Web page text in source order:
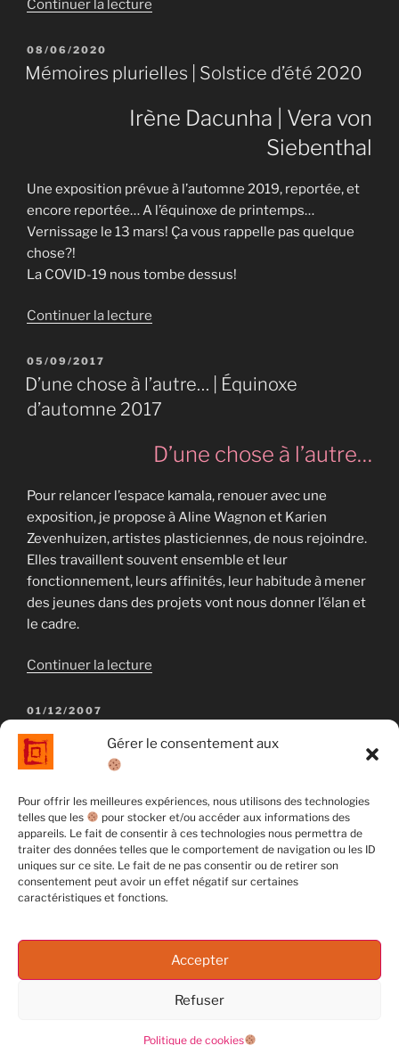
Gérer le consentement aux
Pour offrir les meilleures expériences, nous utilisons des technologies
telles que les
pour stocker et/ou accéder aux informations des
appareils. Le fait de consentir à ces technologies nous permettra de
traiter des données telles que le comportement de navigation ou les ID
uniques sur ce site. Le fait de ne pas consentir ou de retirer son
consentement peut avoir un effet négatif sur certaines
caractéristiques et fonctions.
Accepter
Refuser
Politique de cookies
Continuer la lecture
Équinoxe
2021 »
PUBLIÉ
LE
08/06/2020
Mémoires plurielles | Solstice d’été 2020
Irène Dacunha | Vera von
Siebenthal
Une exposition prévue à l’automne 2019, reportée, et
encore reportée… A l’équinoxe de printemps…
Vernissage le 13 mars! Ça vous rappelle pas quelque
chose?!
La COVID-19 nous tombe dessus!
Continuer la lecture
|
Solstice
2020 »
PUBLIÉ
LE
05/09/2017
D’une chose à l’autre… | Équinoxe
d’automne 2017
D’une chose à l’autre…
Pour relancer l’espace kamala, renouer avec une
exposition, je propose à Aline Wagnon et Karien
Zevenhuizen, artistes plasticiennes, de nous rejoindre.
Elles travaillent souvent ensemble et leur
fonctionnement, leurs affinités, leur habitude à mener
des jeunes dans des projets vont nous donner l’élan et
le cadre.
Continuer la lecture
l’autre…
d’automne
2017 »
PUBLIÉ
01/12/2007
Solstice d’hiver 2007 | Collective
Solstice d’hiver